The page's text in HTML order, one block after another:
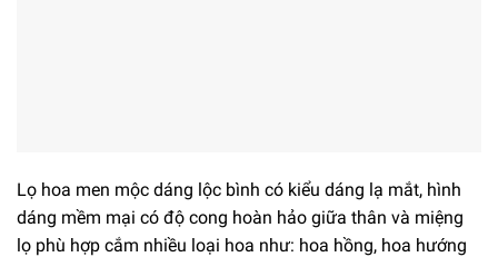
Lọ hoa men mộc dáng lộc bình có kiểu dáng lạ mắt, hình
dáng mềm mại có độ cong hoàn hảo giữa thân và miệng
lọ phù hợp cắm nhiều loại hoa như: hoa hồng, hoa hướng